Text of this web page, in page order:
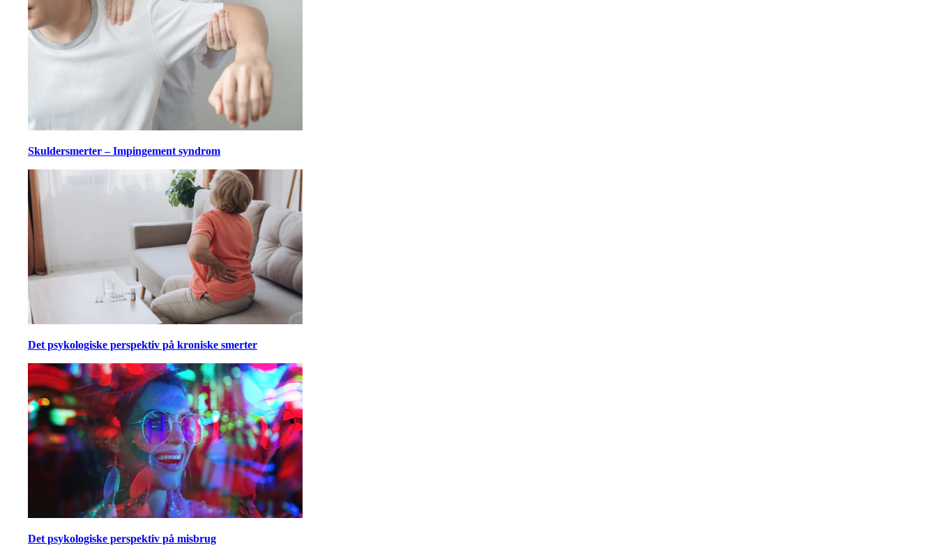
Skuldersmerter – Impingement syndrom
Det psykologiske perspektiv på kroniske smerter
Det psykologiske perspektiv på misbrug